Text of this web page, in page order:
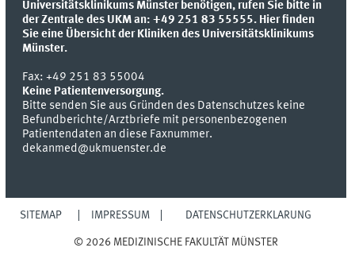
Universitätsklinikums Münster benötigen, rufen Sie bitte in
der Zentrale des UKM an: +49 251 83 55555. Hier finden
Sie eine Übersicht der Kliniken des Universitätsklinikums
Münster.
Fax:+49 251 83 55004
Keine Patientenversorgung.
Bitte senden Sie aus Gründen des Datenschutzes keine
Befundberichte/Arztbriefe mit personenbezogenen
Patientendaten an diese Faxnummer.
dekanmed@ukmuenster.de
SITEMAP IMPRESSUM DATENSCHUTZERKLÄRUNG
© 2026 MEDIZINISCHE FAKULTÄT MÜNSTER